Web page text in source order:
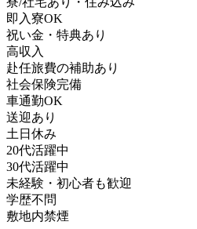
即入寮OK
祝い金・特典あり
高収入
赴任旅費の補助あり
社会保険完備
車通勤OK
送迎あり
土日休み
20代活躍中
30代活躍中
未経験・初心者も歓迎
学歴不問
敷地内禁煙